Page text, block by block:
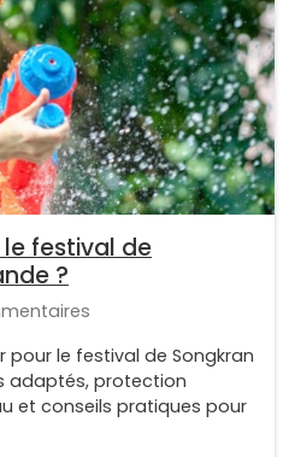
festival de
?
pour le festival de Songkran
adaptés, protection
et conseils pratiques pour